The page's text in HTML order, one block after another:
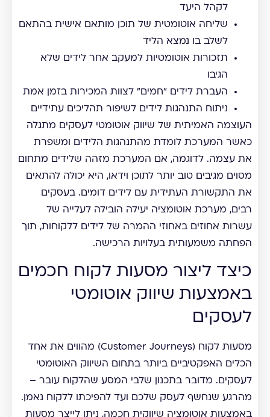
לקהל היעד
שליחה אוטומטית של תוכן מותאם אישית בהתאם
לשלב בו נמצא הליד
תזכורות אוטומטיות למעקב אחר לידים שלא
הגיבו
העברת לידים "חמים" לצוות המכירות בזמן אמת
ניתוח התנהגות לידים לשיפור תהליכים עתידיים
העוצמה האמיתית של שיווק אוטומטי לעסקים מתגלה
כאשר המערכת לומדת מהתנהגות הלידים ומשפרת
את עצמה. לדוגמה, אם המערכת מזהה שלידים מתחום
מסוים מגיבים טוב יותר לתוכן וידאו, היא יכולה להתאים
את התקשורת העתידית עם לידים דומים. בעסקים
רבים, מערכת אוטומציה יעילה הובילה לעלייה של
עשרות אחוזים באחוזי ההמרה של לידים ללקוחות, תוך
הפחתה משמעותית בעלויות הרכישה.
כיצד ליצור מסעות לקוח חכמים
באמצעות שיווק אוטומטי
לעסקים
מסעות לקוח (Customer Journeys) מהווים את אחד
הכלים האפקטיביים ביותר בתחום השיווק האוטומטי
לעסקים. מדובר בתכנון שלבי המסע שהלקוח עובר –
מהרגע שנחשף לעסק שלכם ועד להפיכתו ללקוח נאמן.
באמצעות אוטומציה שיווקית חכמה, ניתן לייצר מסעות